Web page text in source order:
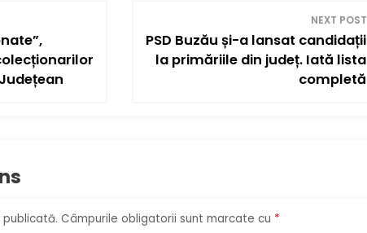
NEXT POST
PSD Buzău și-a lansat candidații
la primăriile din județ. Iată lista
completă
Câmpurile obligatorii sunt marcate cu *